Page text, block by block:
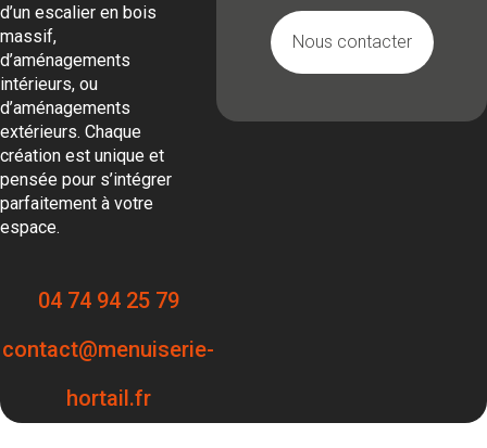
d’un escalier en bois
massif,
d’aménagements
intérieurs, ou
d’aménagements
extérieurs. Chaque
création est unique et
pensée pour s’intégrer
parfaitement à votre
espace.
04 74 94 25 79
contact@menuiserie-
hortail.fr
Nous contacter